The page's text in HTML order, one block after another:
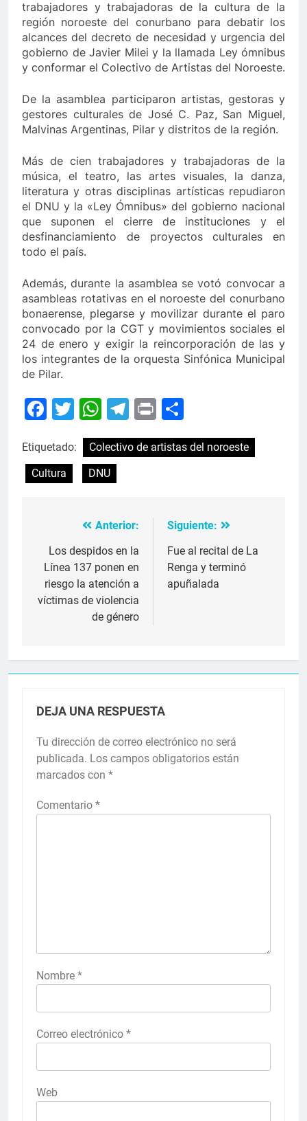
trabajadores y trabajadoras de la cultura de la
región noroeste del conurbano para debatir los
alcances del decreto de necesidad y urgencia del
gobierno de Javier Milei y la llamada Ley ómnibus
y conformar el Colectivo de Artistas del Noroeste.
De la asamblea participaron artistas, gestoras y
gestores culturales de José C. Paz, San Miguel,
Malvinas Argentinas, Pilar y distritos de la región.
Más de cien trabajadores y trabajadoras de la
música, el teatro, las artes visuales, la danza,
literatura y otras disciplinas artísticas repudiaron
el DNU y la «Ley Ómnibus» del gobierno nacional
que suponen el cierre de instituciones y el
desfinanciamiento de proyectos culturales en
todo el país.
Además, durante la asamblea se votó convocar a
asambleas rotativas en el noroeste del conurbano
bonaerense, plegarse y movilizar durante el paro
convocado por la CGT y movimientos sociales el
24 de enero y exigir la reincorporación de las y
los integrantes de la orquesta Sinfónica Municipal
de Pilar.
Facebook
Twitter
WhatsApp
Telegram
Print
Etiquetado:
Colectivo de artistas del noroeste
Cultura
DNU
Navegación
de
entradas
Anterior:
Los despidos en la
Línea 137 ponen en
riesgo la atención a
víctimas de violencia
de género
Siguiente:
Fue al recital de La
Renga y terminó
apuñalada
DEJA UNA RESPUESTA
Tu dirección de correo electrónico no será
publicada. Los campos obligatorios están
marcados con *
Comentario *
Nombre *
Correo electrónico *
Web